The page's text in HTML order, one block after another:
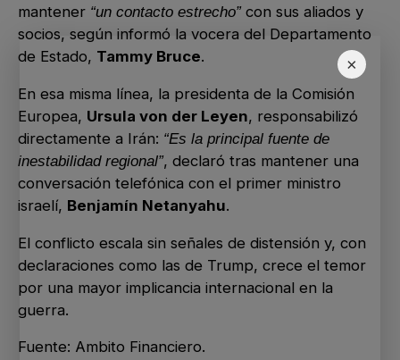
×
mantener “un contacto estrecho” con sus aliados y
socios, según informó la vocera del Departamento
de Estado, Tammy Bruce.
En esa misma línea, la presidenta de la Comisión
Europea, Ursula von der Leyen, responsabilizó
directamente a Irán: “Es la principal fuente de
inestabilidad regional”, declaró tras mantener una
conversación telefónica con el primer ministro
israelí, Benjamín Netanyahu.
El conflicto escala sin señales de distensión y, con
declaraciones como las de Trump, crece el temor
por una mayor implicancia internacional en la
guerra.
Fuente: Ambito Financiero.